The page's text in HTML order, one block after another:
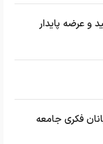
و عرضه پایدار
فکری جامعه